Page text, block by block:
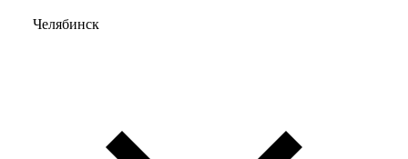
Челябинск